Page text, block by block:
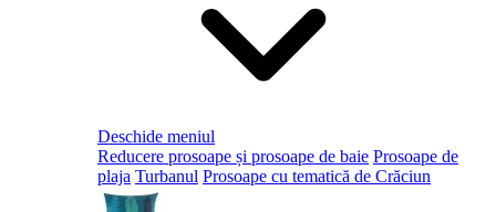
Deschide meniul
Reducere prosoape și prosoape de baie Prosoape de
plaja Turbanul Prosoape cu tematică de Crăciun